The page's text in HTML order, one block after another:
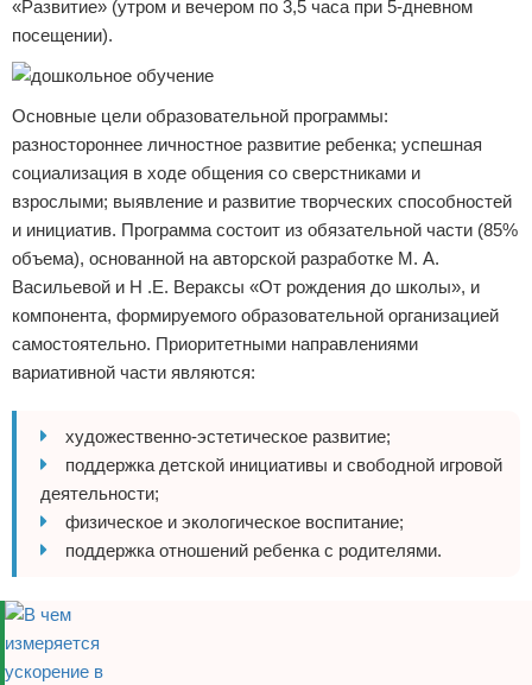
«Развитие» (утром и вечером по 3,5 часа при 5-дневном
посещении).
Основные цели образовательной программы:
разностороннее личностное развитие ребенка; успешная
социализация в ходе общения со сверстниками и
взрослыми; выявление и развитие творческих способностей
и инициатив. Программа состоит из обязательной части (85%
объема), основанной на авторской разработке М. А.
Васильевой и Н .Е. Вераксы «От рождения до школы», и
компонента, формируемого образовательной организацией
самостоятельно. Приоритетными направлениями
вариативной части являются:
художественно-эстетическое развитие;
поддержка детской инициативы и свободной игровой
деятельности;
физическое и экологическое воспитание;
поддержка отношений ребенка с родителями.